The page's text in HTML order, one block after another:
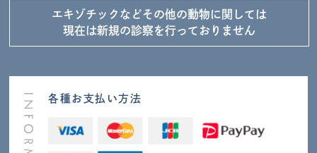
エキゾチックなどその他の動物に関しては
現在は新規の診察を行っておりません
各種お支払い方法